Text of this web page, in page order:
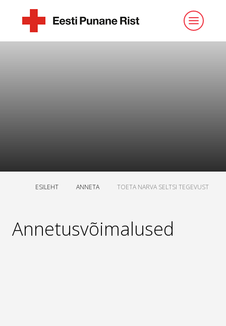
ESILEHT ANNETA TOETA NARVA SELTSI TEGEVUST
Annetusvõimalused